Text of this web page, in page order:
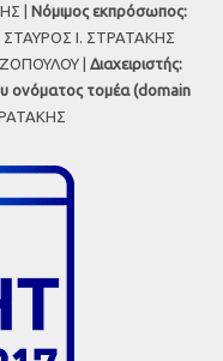
| Νόμιμος εκπρόσωπος:
ΣΤΑΥΡΟΣ Ι. ΣΤΡΑΤΑΚΗΣ
| Διαχειριστής:
ονόματος τομέα (domain